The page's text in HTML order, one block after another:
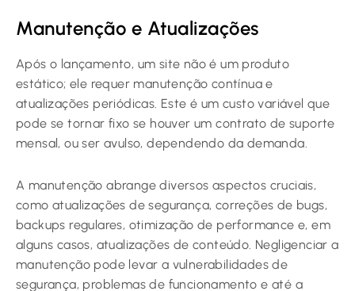
Manutenção e Atualizações
Após o lançamento, um site não é um produto
estático; ele requer manutenção contínua e
atualizações periódicas. Este é um custo variável que
pode se tornar fixo se houver um contrato de suporte
mensal, ou ser avulso, dependendo da demanda.
A manutenção abrange diversos aspectos cruciais,
como atualizações de segurança, correções de bugs,
backups regulares, otimização de performance e, em
alguns casos, atualizações de conteúdo. Negligenciar a
manutenção pode levar a vulnerabilidades de
segurança, problemas de funcionamento e até a